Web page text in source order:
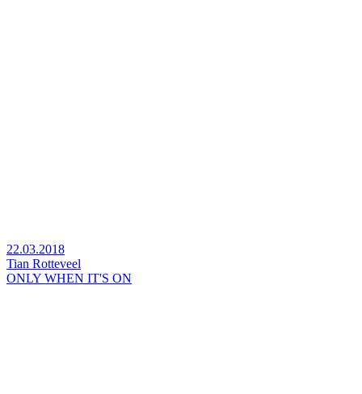
22.03.2018
Tian Rotteveel
ONLY WHEN IT'S ON